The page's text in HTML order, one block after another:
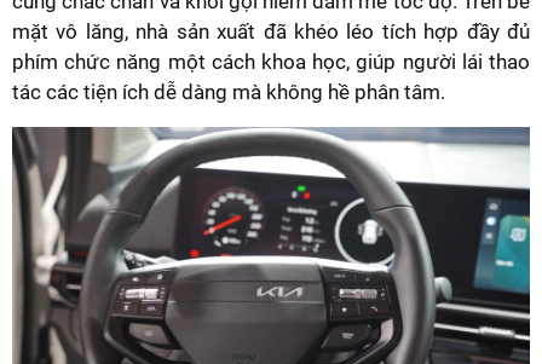
mặt vô lăng, nhà sản xuất đã khéo léo tích hợp đầy đủ
phím chức năng một cách khoa học, giúp người lái thao
tác các tiện ích dễ dàng mà không hề phân tâm.